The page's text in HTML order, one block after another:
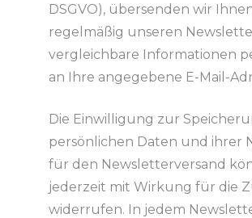
DSGVO), übersenden wir
regelmäßig unseren
vergleichbare Informationen
an Ihre angegebene E-Mail-
Die Einwilligung zur
persönlichen Daten und ihrer
für den Newsletterversand
jederzeit mit Wirkung für die
widerrufen. In jedem